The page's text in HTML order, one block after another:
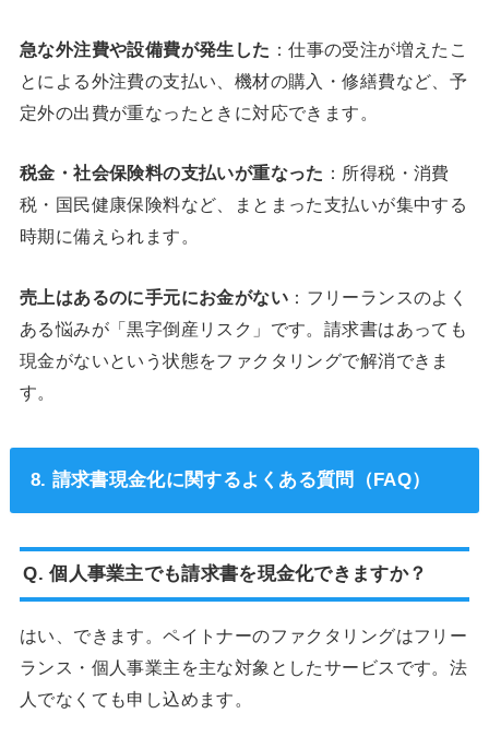
急な外注費や設備費が発生した ：仕事の受注が増えたこ
とによる外注費の支払い、機材の購入・修繕費など、予
定外の出費が重なったときに対応できます。
税金・社会保険料の支払いが重なった ：所得税・消費
税・国民健康保険料など、まとまった支払いが集中する
時期に備えられます。
売上はあるのに手元にお金がない ：フリーランスのよく
ある悩みが「黒字倒産リスク」です。請求書はあっても
現金がないという状態をファクタリングで解消できま
す。
8. 請求書現金化に関するよくある質問（FAQ）
Q. 個人事業主でも請求書を現金化できますか？
はい、できます。ペイトナーのファクタリングはフリー
ランス・個人事業主を主な対象としたサービスです。法
人でなくても申し込めます。